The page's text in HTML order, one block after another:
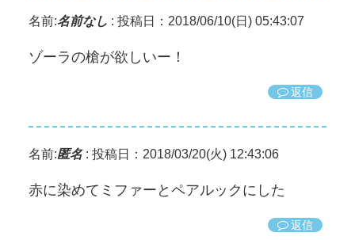
名前:名前なし : 投稿日：2018/06/10(日) 05:43:07
ゾーラの槍が欲しいー！
返信
名前:匿名: 投稿日：2018/03/20(火) 12:43:06
赤に染めてミファーとペアルックにした
返信